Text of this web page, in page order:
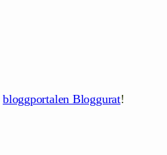
bloggportalen Bloggurat!